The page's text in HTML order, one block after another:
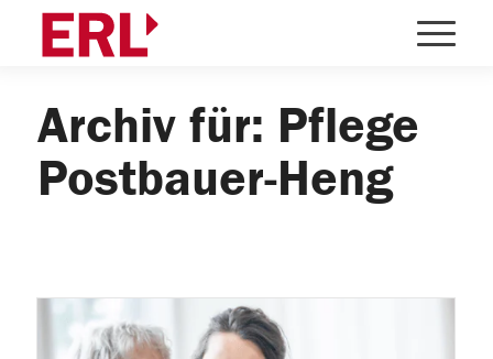
Archiv für: Pflege
Postbauer-Heng